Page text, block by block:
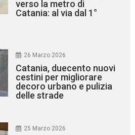
verso la metro di
Catania: al via dal 1°
26 Marzo 2026
Catania, duecento nuovi
cestini per migliorare
decoro urbano e pulizia
delle strade
25 Marzo 2026